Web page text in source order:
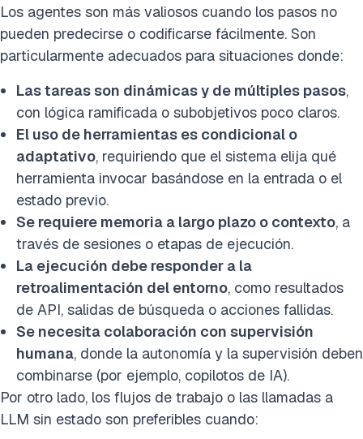
Los agentes son más valiosos cuando los pasos no
pueden predecirse o codificarse fácilmente. Son
particularmente adecuados para situaciones donde:
Las tareas son dinámicas y de múltiples pasos,
con lógica ramificada o subobjetivos poco claros.
El uso de herramientas es condicional o
adaptativo, requiriendo que el sistema elija qué
herramienta invocar basándose en la entrada o el
estado previo.
Se requiere memoria a largo plazo o contexto, a
través de sesiones o etapas de ejecución.
La ejecución debe responder a la
retroalimentación del entorno, como resultados
de API, salidas de búsqueda o acciones fallidas.
Se necesita colaboración con supervisión
humana, donde la autonomía y la supervisión deben
combinarse (por ejemplo, copilotos de IA).
Por otro lado, los flujos de trabajo o las llamadas a
LLM sin estado son preferibles cuando: